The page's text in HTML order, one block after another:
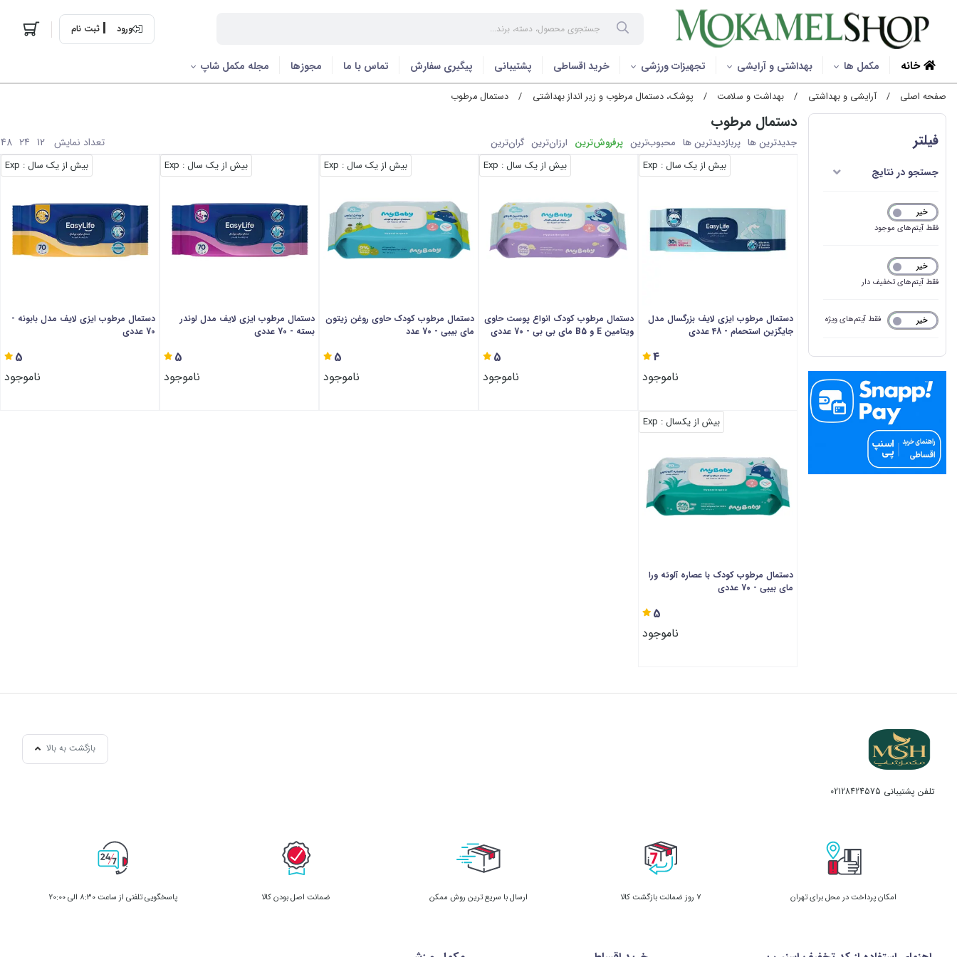
ورود ثبت نام
خانه مکمل ها بهداشتی و آرایشی تجهیزات ورزشی خرید اقساطی پشتیبانی پیگیری سفارش تماس با ما مجوزها مجله مکمل شاپ
صفحه اصلی / آرایشی و بهداشتی / بهداشت و سلامت / پوشک، دستمال مرطوب و زیر انداز بهداشتی / دستمال مرطوب
فیلتر
جستجو در نتایج
خیر
فقط آیتم‌های موجود
خیر
فقط آیتم‌های تخفیف دار
بله خیر فقط آیتم‌های ویژه
دستمال مرطوب
جدیدترین ها پربازدیدترین ها محبوب‌‌ترین پرفروش‌ترین ارزان‌ترین گران‌ترین تعداد نمایش 12
24
48
بیش از یک سال : Exp
دستمال مرطوب ایزی لایف بزرگسال مدل
جایگزین استحمام - 48 عددی
4
ناموجود
بیش از یک سال : Exp
دستمال مرطوب کودک انواع پوست حاوی
ویتامین E و B5 مای بی بی - 70 عددی
5
ناموجود
بیش از یک سال : Exp
دستمال مرطوب کودک حاوی روغن زیتون
مای بیبی - 70 عدد
5
ناموجود
بیش از یک سال : Exp
دستمال مرطوب ایزی لایف مدل لوندر
بسته - 70 عددی
5
ناموجود
بیش از یک سال : Exp
دستمال مرطوب ایزی لایف مدل بابونه -
70 عددی
5
ناموجود
بیش از یکسال : Exp
دستمال مرطوب کودک با عصاره آلوئه ورا
مای بیبی - 70 عددی
5
ناموجود
بازگشت به بالا
تلفن پشتیبانی 02128424575
امکان پرداخت در محل برای تهران 7 روز ضمانت بازگشت کالا ارسال با سریع ترین روش ممکن ضمانت اصل بودن کالا پاسخگویی تلفنی از ساعت 8:30 الی 20:00